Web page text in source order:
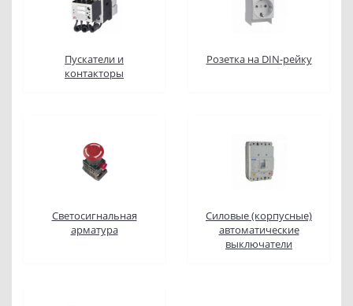
Пускатели и
контакторы
Розетка на DIN-рейку
Светосигнальная
арматура
Силовые (корпусные)
автоматические
выключатели